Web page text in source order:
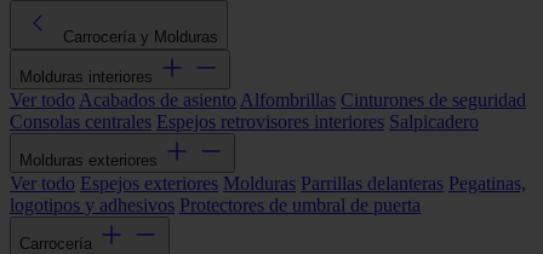
Carrocería y Molduras
Molduras interiores
Ver todo Acabados de asiento Alfombrillas Cinturones de seguridad
Consolas centrales Espejos retrovisores interiores Salpicadero
Molduras exteriores
Ver todo Espejos exteriores Molduras Parrillas delanteras Pegatinas,
logotipos y adhesivos Protectores de umbral de puerta
Carrocería